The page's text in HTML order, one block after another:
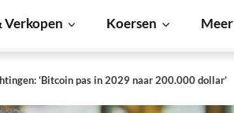
Verkopen Koersen Meer
‘Bitcoin pas in 2029 naar 200.000 dollar’